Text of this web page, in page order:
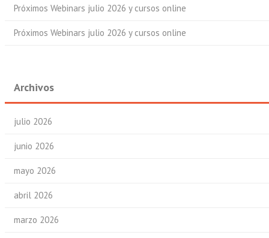
Próximos Webinars julio 2026 y cursos online
Próximos Webinars julio 2026 y cursos online
Archivos
julio 2026
junio 2026
mayo 2026
abril 2026
marzo 2026